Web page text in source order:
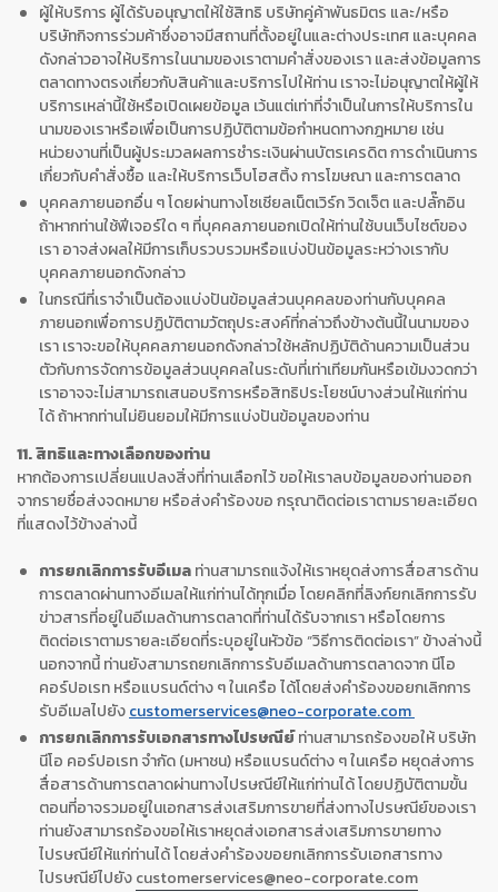
ผู้ให้บริการ ผู้ได้รับอนุญาตให้ใช้สิทธิ บริษัทคู่ค้าพันธมิตร และ/หรือ
บริษัทกิจการร่วมค้าซึ่งอาจมีสถานที่ตั้งอยู่ในและต่างประเทศ และบุคคล
ดังกล่าวอาจให้บริการในนามของเราตามคำสั่งของเรา และส่งข้อมูลการ
ตลาดทางตรงเกี่ยวกับสินค้าและบริการไปให้ท่าน เราจะไม่อนุญาตให้ผู้ให้
บริการเหล่านี้ใช้หรือเปิดเผยข้อมูล เว้นแต่เท่าที่จำเป็นในการให้บริการใน
นามของเราหรือเพื่อเป็นการปฏิบัติตามข้อกำหนดทางกฎหมาย เช่น
หน่วยงานที่เป็นผู้ประมวลผลการชำระเงินผ่านบัตรเครดิต การดำเนินการ
เกี่ยวกับคำสั่งซื้อ และให้บริการเว็บโฮสติ้ง การโฆษณา และการตลาด
บุคคลภายนอกอื่น ๆ โดยผ่านทางโซเชียลเน็ตเวิร์ก วิดเจ็ต และปลั๊กอิน
ถ้าหากท่านใช้ฟีเจอร์ใด ๆ ที่บุคคลภายนอกเปิดให้ท่านใช้บนเว็บไซต์ของ
เรา อาจส่งผลให้มีการเก็บรวบรวมหรือแบ่งปันข้อมูลระหว่างเรากับ
บุคคลภายนอกดังกล่าว
ในกรณีที่เราจำเป็นต้องแบ่งปันข้อมูลส่วนบุคคลของท่านกับบุคคล
ภายนอกเพื่อการปฏิบัติตามวัตถุประสงค์ที่กล่าวถึงข้างต้นนี้ในนามของ
เรา เราจะขอให้บุคคลภายนอกดังกล่าวใช้หลักปฏิบัติด้านความเป็นส่วน
ตัวกับการจัดการข้อมูลส่วนบุคคลในระดับที่เท่าเทียมกันหรือเข้มงวดกว่า
เราอาจจะไม่สามารถเสนอบริการหรือสิทธิประโยชน์บางส่วนให้แก่ท่าน
ได้ ถ้าหากท่านไม่ยินยอมให้มีการแบ่งปันข้อมูลของท่าน
11. สิทธิและทางเลือกของท่าน
หากต้องการเปลี่ยนแปลงสิ่งที่ท่านเลือกไว้ ขอให้เราลบข้อมูลของท่านออก
จากรายชื่อส่งจดหมาย หรือส่งคำร้องขอ กรุณาติดต่อเราตามรายละเอียด
ที่แสดงไว้ข้างล่างนี้
การยกเลิกการรับอีเมลท่านสามารถแจ้งให้เราหยุดส่งการสื่อสารด้าน
การตลาดผ่านทางอีเมลให้แก่ท่านได้ทุกเมื่อ โดยคลิกที่ลิงก์ยกเลิกการรับ
ข่าวสารที่อยู่ในอีเมลด้านการตลาดที่ท่านได้รับจากเรา หรือโดยการ
ติดต่อเราตามรายละเอียดที่ระบุอยู่ในหัวข้อ “วิธีการติดต่อเรา” ข้างล่างนี้
นอกจากนี้ ท่านยังสามารถยกเลิกการรับอีเมลด้านการตลาดจาก นีโอ
คอร์ปอเรท หรือแบรนด์ต่าง ๆ ในเครือ ได้โดยส่งคำร้องขอยกเลิกการ
รับอีเมลไปยังcustomerservices@neo-corporate.com
การยกเลิกการรับเอกสารทางไปรษณีย์ท่านสามารถร้องขอให้ บริษัท
นีโอ คอร์ปอเรท จำกัด (มหาชน) หรือแบรนด์ต่าง ๆ ในเครือ หยุดส่งการ
สื่อสารด้านการตลาดผ่านทางไปรษณีย์ให้แก่ท่านได้ โดยปฏิบัติตามขั้น
ตอนที่อาจรวมอยู่ในเอกสารส่งเสริมการขายที่ส่งทางไปรษณีย์ของเรา
ท่านยังสามารถร้องขอให้เราหยุดส่งเอกสารส่งเสริมการขายทาง
ไปรษณีย์ให้แก่ท่านได้ โดยส่งคำร้องขอยกเลิกการรับเอกสารทาง
ไปรษณีย์ไปยังcustomerservices@neo-corporate.com